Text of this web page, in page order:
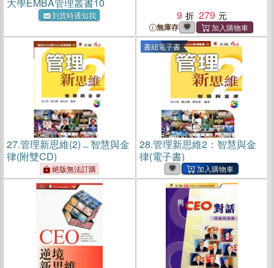
到貨時通知我
9
279
無庫存
27.管理新思維(2)﹘智慧與金
律(附雙CD)
絕版無法訂購
書紐電子書
28.管理新思維2：智慧與金
律(電子書)